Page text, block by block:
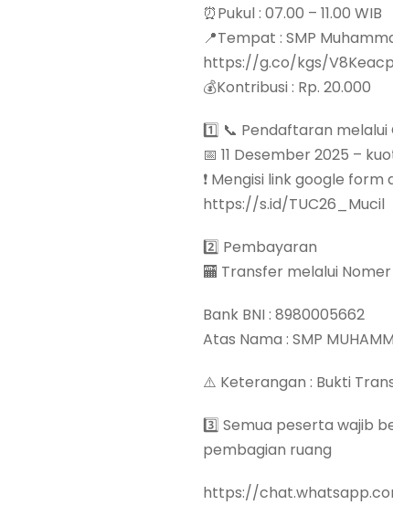
⏰Pukul : 07.00 – 11.00 WIB
📍Tempat : SMP
https://g.co/kgs/V8Keacp
💰Kontribusi : Rp. 20.000
1️⃣ 📞 Pendaftaran melalui
📅 11 Desember 2025 –
❗ Mengisi link google form
https://s.id/TUC26_Mucil
2️⃣ Pembayaran
🏧 Transfer melalui
Bank BNI : 8980005662
Atas Nama : SMP
⚠️ Keterangan : Bukti
3️⃣ Semua peserta wajib
pembagian ruang
https://